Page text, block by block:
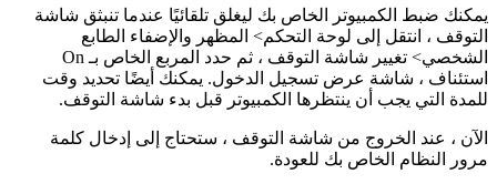
يمكنك ضبط الكمبيوتر الخاص بك ليغلق تلقائيًا عندما تنبثق شاشة
التوقف ، انتقل إلى لوحة التحكم> المظهر والإضفاء الطابع
الشخصي> تغيير شاشة التوقف ، ثم حدد المربع الخاص بـ On
استئناف ، شاشة عرض تسجيل الدخول. يمكنك أيضًا تحديد وقت
للمدة التي يجب أن ينتظرها الكمبيوتر قبل بدء شاشة التوقف.
الآن ، عند الخروج من شاشة التوقف ، ستحتاج إلى إدخال كلمة
مرور النظام الخاص بك للعودة.